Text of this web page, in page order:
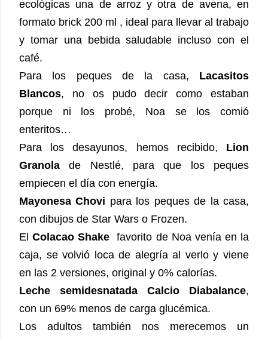
ecológicas una de arroz y otra de avena, en
formato brick 200 ml , ideal para llevar al trabajo
y tomar una bebida saludable incluso con el
café.
Para los peques de la casa, Lacasitos
Blancos, no os pudo decir como estaban
porque ni los probé, Noa se los comió
enteritos…
Para los desayunos, hemos recibido, Lion
Granola de Nestlé, para que los peques
empiecen el día con energía.
Mayonesa Chovi para los peques de la casa,
con dibujos de Star Wars o Frozen.
ElColacao Shake favorito de Noa venía en la
caja, se volvió loca de alegría al verlo y viene
en las 2 versiones, original y 0% calorías.
Leche semidesnatada Calcio Diabalance,
con un 69% menos de carga glucémica.
Los adultos también nos merecemos un